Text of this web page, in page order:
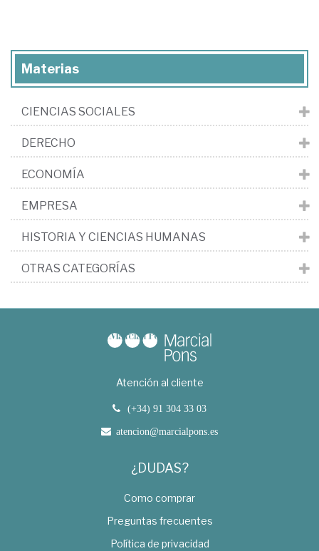
Materias
CIENCIAS SOCIALES
DERECHO
ECONOMÍA
EMPRESA
HISTORIA Y CIENCIAS HUMANAS
OTRAS CATEGORÍAS
Atención al cliente
(+34) 91 304 33 03
atencion@marcialpons.es
¿DUDAS?
Como comprar
Preguntas frecuentes
Política de privacidad